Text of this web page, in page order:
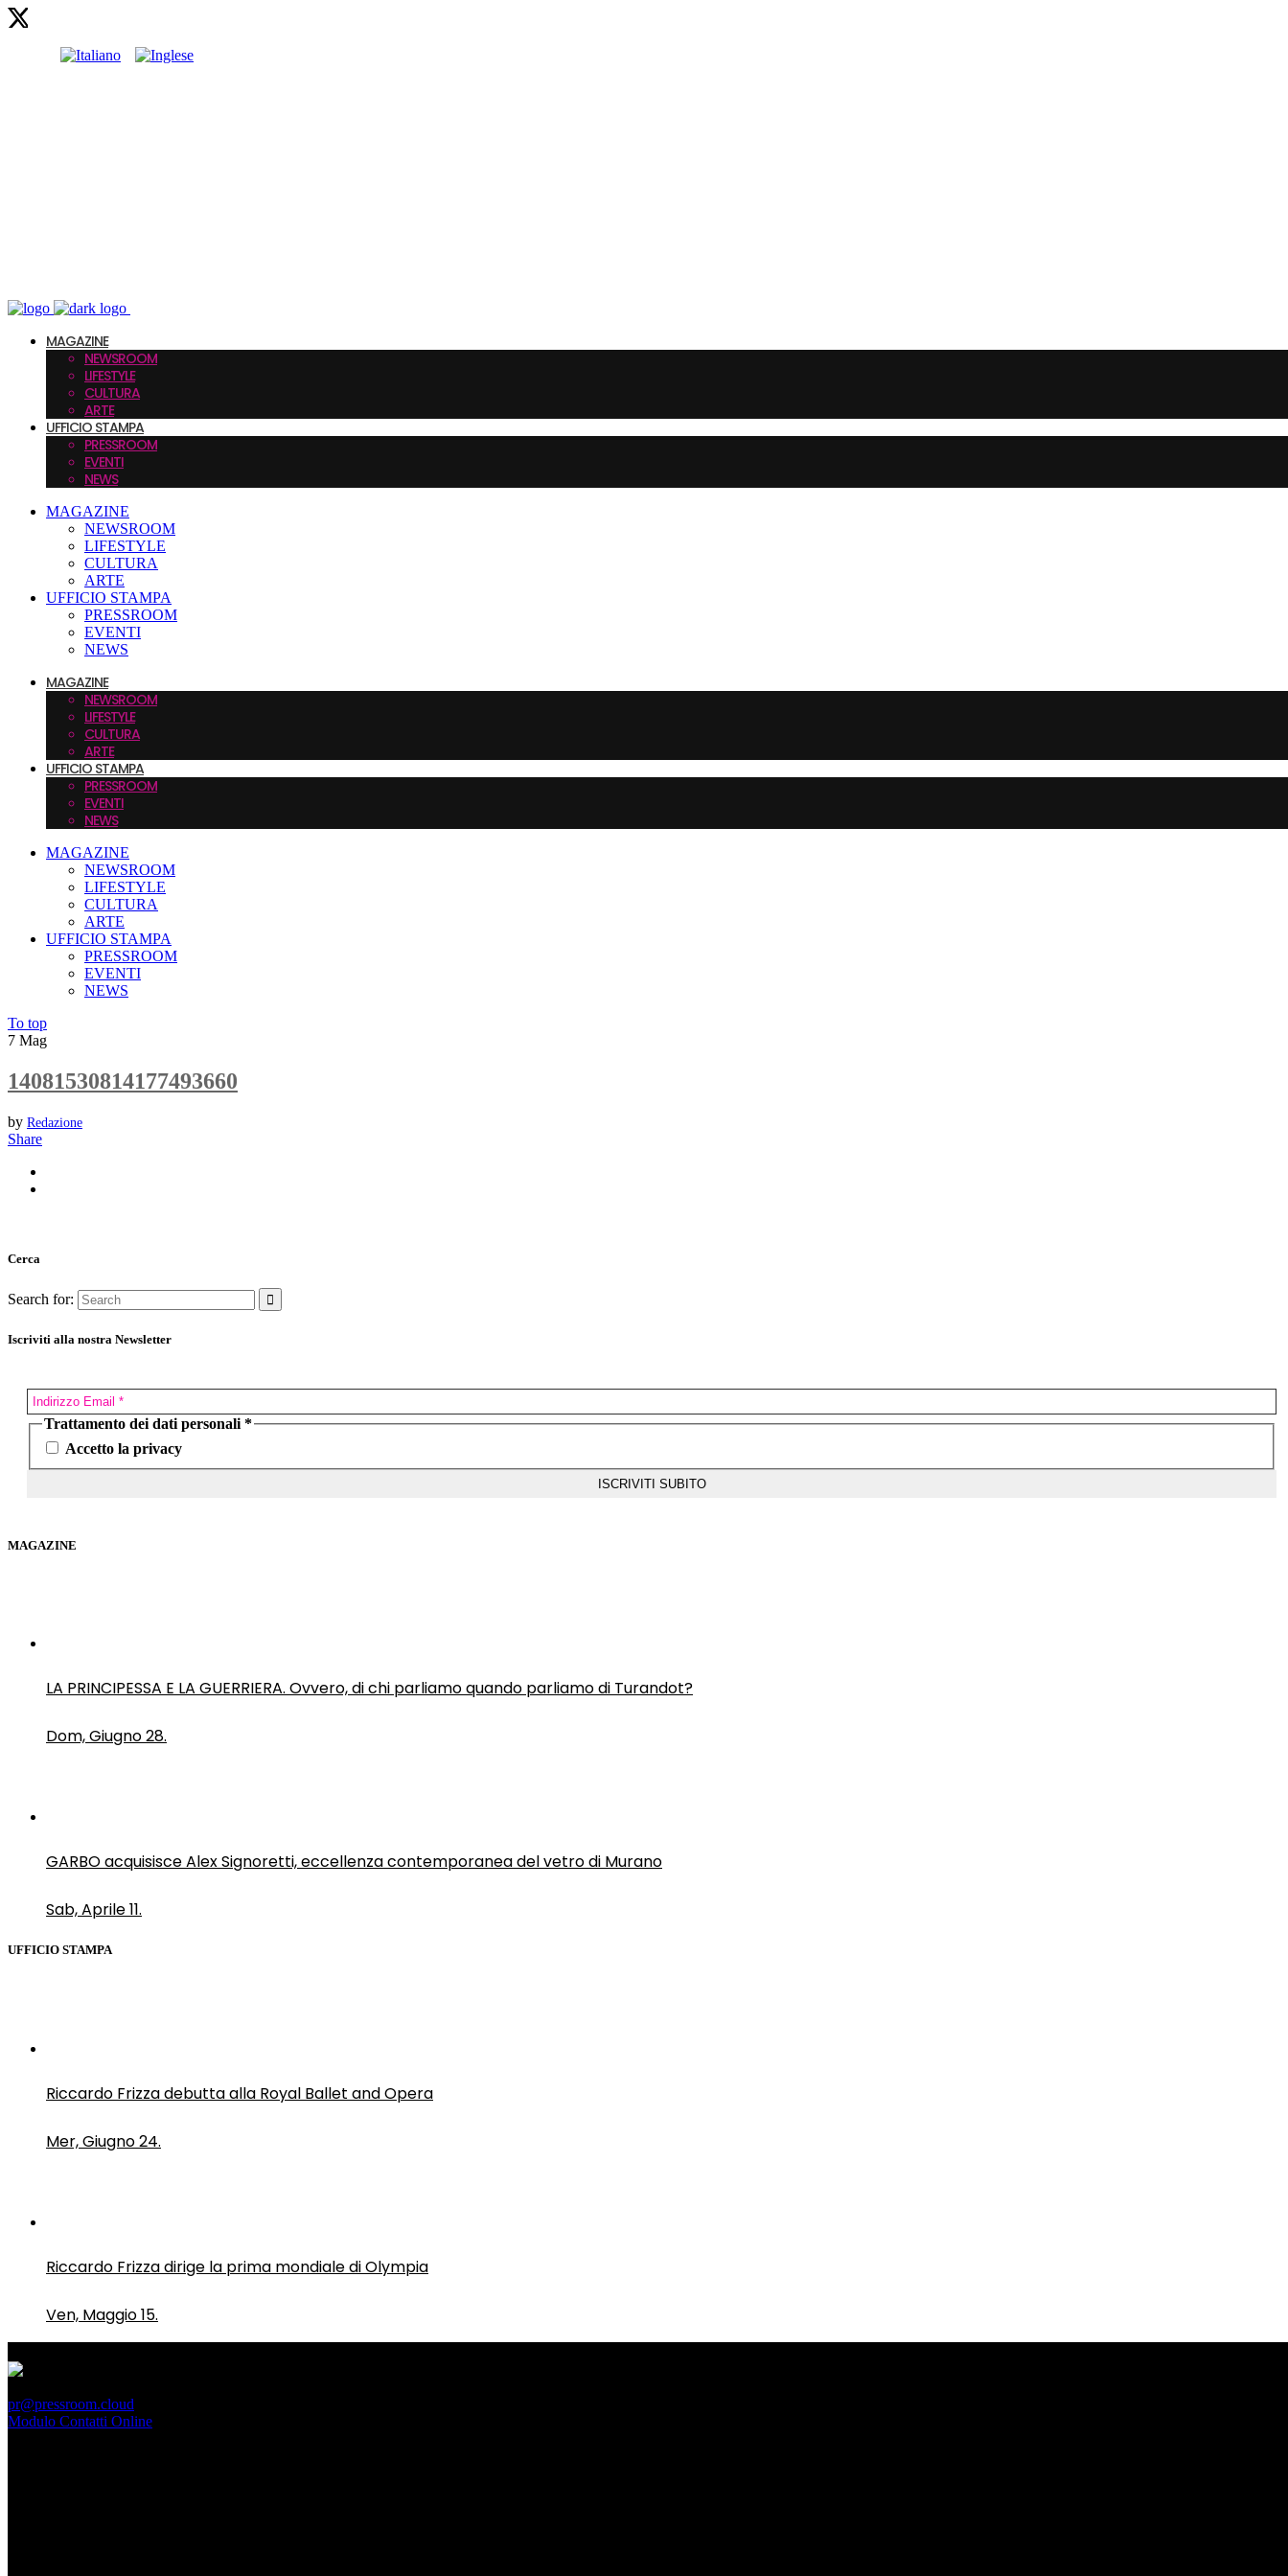
MAGAZINE
NEWSROOM
LIFESTYLE
CULTURA
ARTE
UFFICIO STAMPA
PRESSROOM
EVENTI
NEWS
MAGAZINE
NEWSROOM
LIFESTYLE
CULTURA
ARTE
UFFICIO STAMPA
PRESSROOM
EVENTI
NEWS
MAGAZINE
NEWSROOM
LIFESTYLE
CULTURA
ARTE
UFFICIO STAMPA
PRESSROOM
EVENTI
NEWS
MAGAZINE
NEWSROOM
LIFESTYLE
CULTURA
ARTE
UFFICIO STAMPA
PRESSROOM
EVENTI
NEWS
To top
7 Mag
14081530814177493660
by Redazione
Share
Cerca
Search for:
Iscriviti alla nostra Newsletter
Trattamento dei dati personali *
Accetto la privacy
MAGAZINE
LA PRINCIPESSA E LA GUERRIERA. Ovvero, di chi parliamo quando parliamo di Turandot?
Dom, Giugno 28.
GARBO acquisisce Alex Signoretti, eccellenza contemporanea del vetro di Murano
Sab, Aprile 11.
UFFICIO STAMPA
Riccardo Frizza debutta alla Royal Ballet and Opera
Mer, Giugno 24.
Riccardo Frizza dirige la prima mondiale di Olympia
Ven, Maggio 15.
pr@pressroom.cloud
Modulo Contatti Online